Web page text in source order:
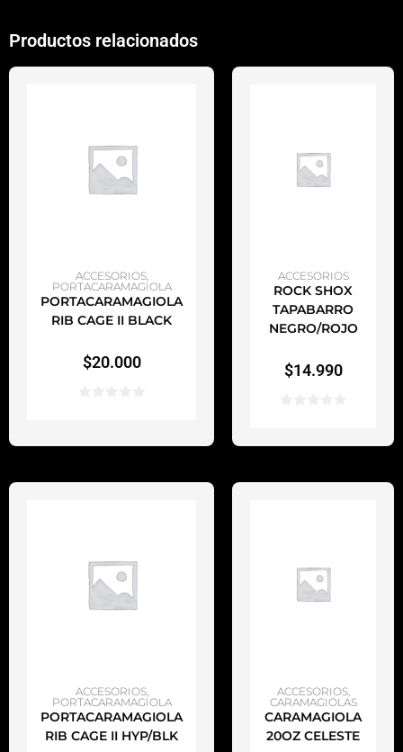
Productos relacionados
AÑADIR AL CARRITO
ACCESORIOS,
PORTACARAMAGIOLA
PORTACARAMAGIOLA
RIB CAGE II BLACK
$20.000
AÑADIR AL CARRITO
ACCESORIOS
ROCK SHOX
TAPABARRO
NEGRO/ROJO
$14.990
AÑADIR AL CARRITO
ACCESORIOS,
PORTACARAMAGIOLA
PORTACARAMAGIOLA
RIB CAGE II HYP/BLK
AÑADIR AL CARRITO
ACCESORIOS,
CARAMAGIOLAS
CARAMAGIOLA
20OZ CELESTE